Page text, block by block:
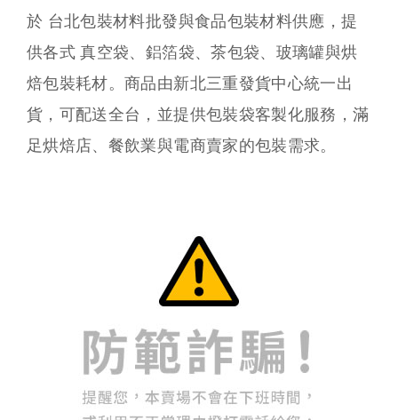
於 台北包裝材料批發與食品包裝材料供應，提
供各式 真空袋、鋁箔袋、茶包袋、玻璃罐與烘
焙包裝耗材。商品由新北三重發貨中心統一出
貨，可配送全台，並提供包裝袋客製化服務，滿
足烘焙店、餐飲業與電商賣家的包裝需求。